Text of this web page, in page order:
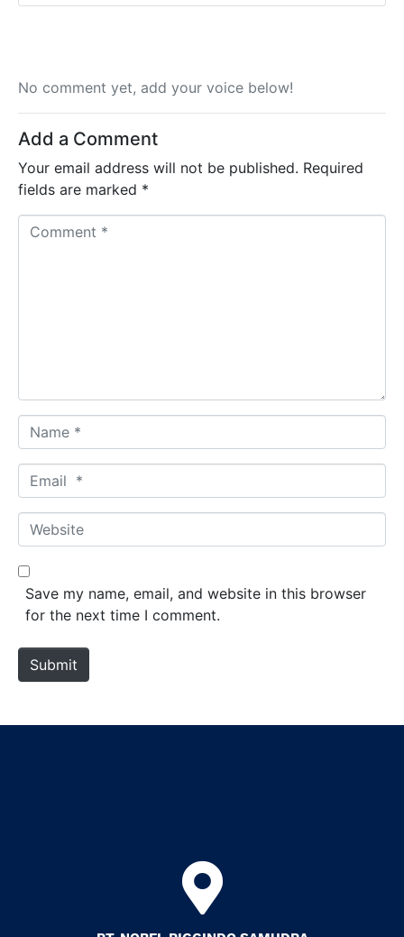
No comment yet, add your voice below!
Add a Comment
Your email address will not be published. Required
fields are marked *
a
m
*
m
a
*
W
e
b
e
Save my name, email, and website in this browser
for the next time I comment.
Submit